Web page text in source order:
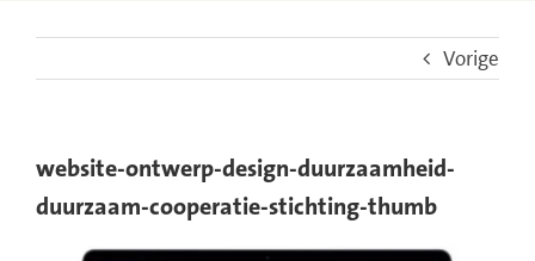
Vorige
website-ontwerp-design-duurzaamheid-
duurzaam-cooperatie-stichting-thumb